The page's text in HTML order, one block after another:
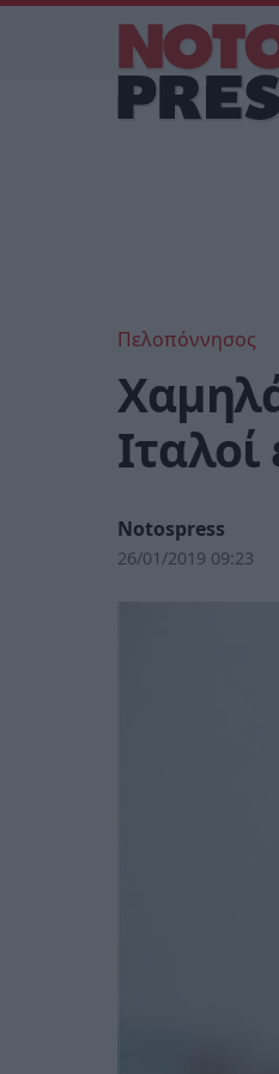
Πελοπόννησος
Notospress
26/01/2019 09:23